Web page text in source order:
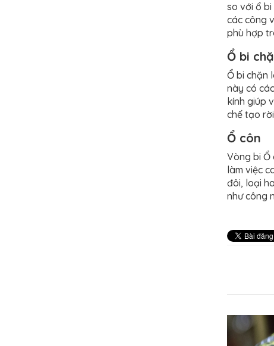
so với ổ
các công
phù hợp
Ổ bi
Ổ bi chặn
này có
kính giúp
chế tạo
Ổ côn
Vòng bi
làm việc
đôi, loại
như công